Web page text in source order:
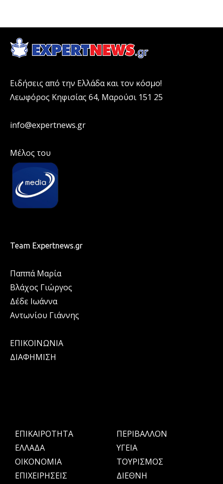
Ειδήσεις από την Ελλάδα και τον κόσμο!
Λεωφόρος Κηφισίας 64, Μαρούσι 151 25
info@expertnews.gr
Μέλος του
Team Expertnews.gr
Παππά Μαρία
Βλάχος Γιώργος
Δέδε Ιωάννα
Αντωνίου Γιάννης
ΕΠΙΚΟΙΝΩΝΙΑ
ΔΙΑΦΗΜΙΣΗ
ΕΠΙΚΑΙΡΟΤΗΤΑ
ΕΛΛΑΔΑ
OIKONOMIA
ΕΠΙΧΕΙΡΗΣΕΙΣ
ΠΕΡΙΒΑΛΛΟΝ
ΥΓΕΙΑ
ΤΟΥΡΙΣΜΟΣ
ΔΙΕΘΝΗ